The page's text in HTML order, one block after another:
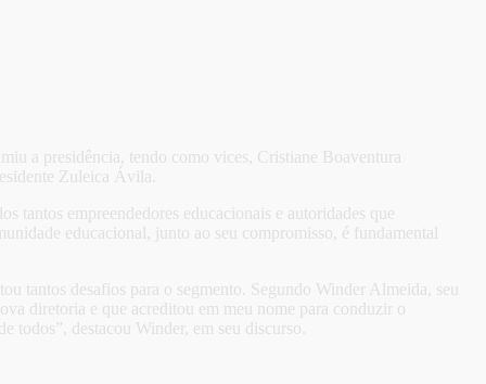
a presidência, tendo como vices, Cristiane Boaventura
Zuleica Ávila.
tantos empreendedores educacionais e autoridades que
educacional, junto ao seu compromisso, é fundamental
tantos desafios para o segmento. Segundo Winder Almeida, seu
diretoria e que acreditou em meu nome para conduzir o
destacou Winder, em seu discurso.